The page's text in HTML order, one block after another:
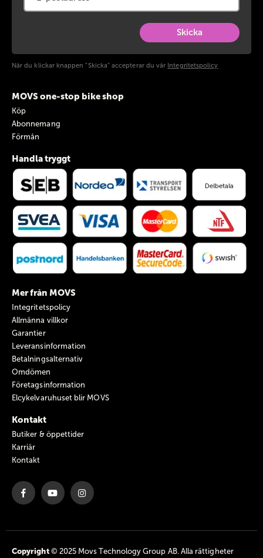
Skicka
När du klickar knappen "Skicka" accepterar du vår Integritetspolicy
MOVS one-stop bike shop
Köp
Abonnemang
Förmån
Handla tryggt
Mer från MOVS
Integritetspolicy
Allmänna villkor
Garantier
Leveransinformation
Betalningsalternativ
Omdömen
Företagsinformation
Elcykelvaruhuset blir MOVS
Kontakt
Butiker & öppettider
Karriär
Kontakt
Copyright© 2025 Movs Technology Group AB. Alla rättigheter